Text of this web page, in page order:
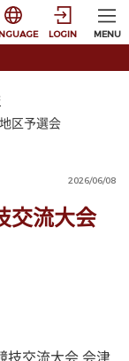
択すると言語の切
LOGIN MENU
区予選会
2026/06/08
交流大会